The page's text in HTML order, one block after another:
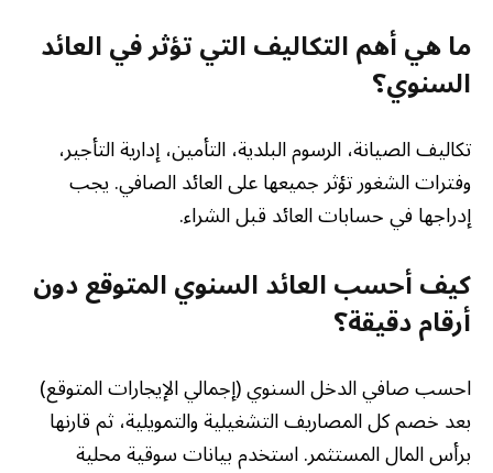
ما هي أهم التكاليف التي تؤثر في العائد
السنوي؟
تكاليف الصيانة، الرسوم البلدية، التأمين، إدارية التأجير،
وفترات الشغور تؤثر جميعها على العائد الصافي. يجب
إدراجها في حسابات العائد قبل الشراء.
كيف أحسب العائد السنوي المتوقع دون
أرقام دقيقة؟
احسب صافي الدخل السنوي (إجمالي الإيجارات المتوقع)
بعد خصم كل المصاريف التشغيلية والتمويلية، ثم قارنها
برأس المال المستثمر. استخدم بيانات سوقية محلية